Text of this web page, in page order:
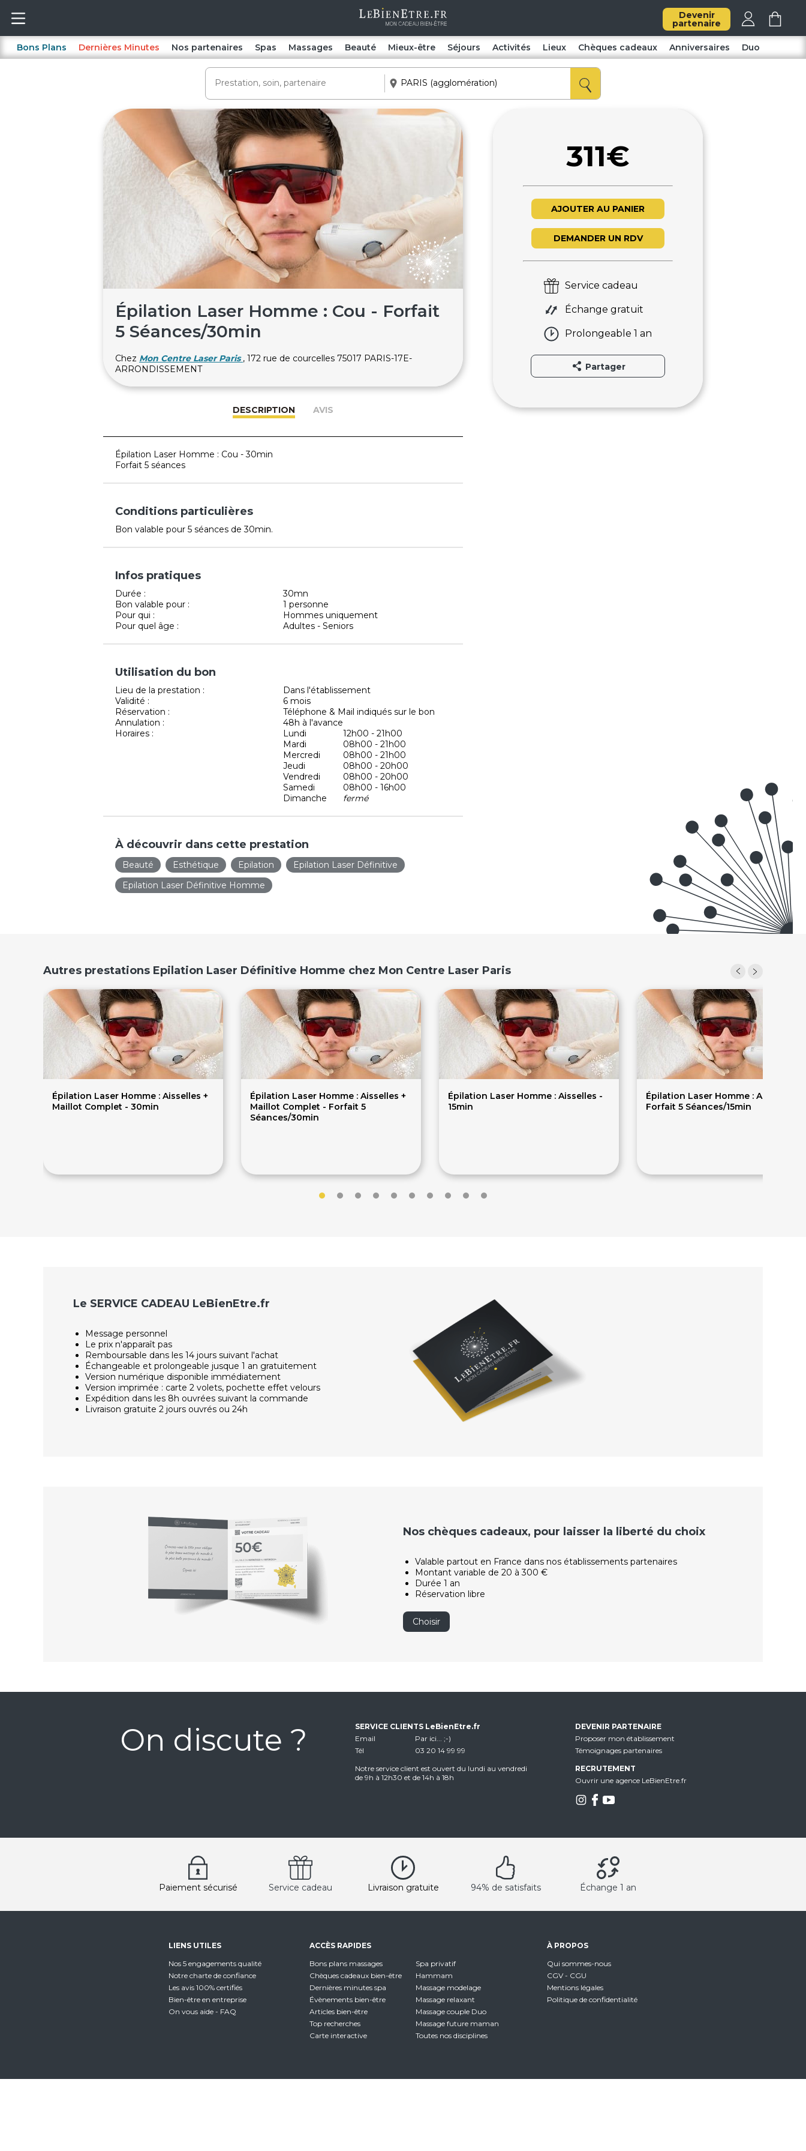
Devenir
partenaire
Bons Plans Dernières Minutes Nos partenaires Spas Massages Beauté Mieux-être Séjours Activités Lieux Chèques cadeaux Anniversaires Duo
Épilation Laser Homme : Cou - Forfait
5 Séances/30min
Chez Mon Centre Laser Paris , 172 rue de courcelles 75017 PARIS-17E-
ARRONDISSEMENT
DESCRIPTION AVIS
Épilation Laser Homme : Cou - 30min
Forfait 5 séances
Conditions particulières
Bon valable pour 5 séances de 30min.
Infos pratiques
Durée :
30mn
Bon valable pour :
1 personne
Pour qui :
Hommes uniquement
Pour quel âge :
Adultes - Seniors
Utilisation du bon
Lieu de la prestation :
Dans l'établissement
Validité :
6 mois
Réservation :
Téléphone & Mail indiqués sur le bon
Annulation :
48h à l'avance
Horaires :
Lundi
12h00 - 21h00
Mardi
08h00 - 21h00
Mercredi
08h00 - 21h00
Jeudi
08h00 - 20h00
Vendredi
08h00 - 20h00
Samedi
08h00 - 16h00
Dimanche
fermé
À découvrir dans cette prestation
Beauté Esthétique Epilation
Epilation Laser Définitive
Epilation Laser Définitive Homme
311€
AJOUTER AU PANIER
DEMANDER UN RDV
Service cadeau
Échange gratuit
Prolongeable 1 an
Partager
Autres prestations Epilation Laser Définitive Homme chez Mon Centre Laser Paris
Épilation Laser Homme : Aisselles +
Maillot Complet - 30min
Épilation Laser Homme : Aisselles +
Maillot Complet - Forfait 5
Séances/30min
Épilation Laser Homme : Aisselles -
15min
Épilation Laser Homme : Aisselles -
Forfait 5 Séances/15min
Le SERVICE CADEAU LeBienEtre.fr
Message personnel
Le prix n'apparaît pas
Remboursable dans les 14 jours suivant l'achat
Échangeable et prolongeable jusque 1 an gratuitement
Version numérique disponible immédiatement
Version imprimée : carte 2 volets, pochette effet velours
Expédition dans les 8h ouvrées suivant la commande
Livraison gratuite 2 jours ouvrés ou 24h
Nos chèques cadeaux, pour laisser la liberté du choix
Valable partout en France dans nos établissements partenaires
Montant variable de 20 à 300 €
Durée 1 an
Réservation libre
Choisir
On discute ?
SERVICE CLIENTS LeBienEtre.fr
Email
Par ici... ;-)
Tél
03 20 14 99 99
Notre service client est ouvert du lundi au vendredi
de 9h à 12h30 et de 14h à 18h
DEVENIR PARTENAIRE
Proposer mon établissement
Témoignages partenaires
RECRUTEMENT
Ouvrir une agence LeBienEtre.fr
Paiement sécurisé Service cadeau Livraison gratuite 94% de satisfaits Échange 1 an
LIENS UTILES
Nos 5 engagements qualité
Notre charte de confiance
Les avis 100% certifiés
Bien-être en entreprise
On vous aide - FAQ
ACCÈS RAPIDES
Bons plans massages
Chèques cadeaux bien-être
Dernières minutes spa
Évènements bien-être
Articles bien-être
Top recherches
Carte interactive
Spa privatif
Hammam
Massage modelage
Massage relaxant
Massage couple Duo
Massage future maman
Toutes nos disciplines
À PROPOS
Qui sommes-nous
CGV - CGU
Mentions légales
Politique de confidentialité